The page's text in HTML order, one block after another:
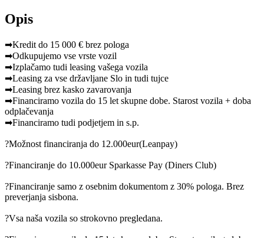
Opis
➡Kredit do 15 000 € brez pologa
➡Odkupujemo vse vrste vozil
➡Izplačamo tudi leasing vašega vozila
➡Leasing za vse državljane Slo in tudi tujce
➡Leasing brez kasko zavarovanja
➡Financiramo vozila do 15 let skupne dobe. Starost vozila + doba
odplačevanja
➡Financiramo tudi podjetjem in s.p.
?Možnost financiranja do 12.000eur(Leanpay)
?Financiranje do 10.000eur Sparkasse Pay (Diners Club)
?Financiranje samo z osebnim dokumentom z 30% pologa. Brez
preverjanja sisbona.
?Vsa naša vozila so strokovno pregledana.